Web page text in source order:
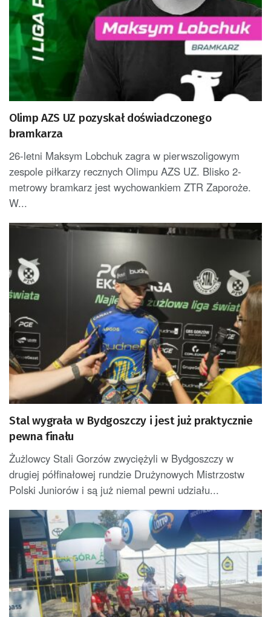
Olimp AZS UZ pozyskał doświadczonego
bramkarza
26-letni Maksym Lobchuk zagra w pierwszoligowym
zespole piłkarzy recznych Olimpu AZS UZ. Blisko 2-
metrowy bramkarz jest wychowankiem ZTR Zaporoże.
W...
Stal wygrała w Bydgoszczy i jest już praktycznie
pewna finału
Żużlowcy Stali Gorzów zwyciężyli w Bydgoszczy w
drugiej półfinałowej rundzie Drużynowych Mistrzostw
Polski Juniorów i są już niemal pewni udziału...